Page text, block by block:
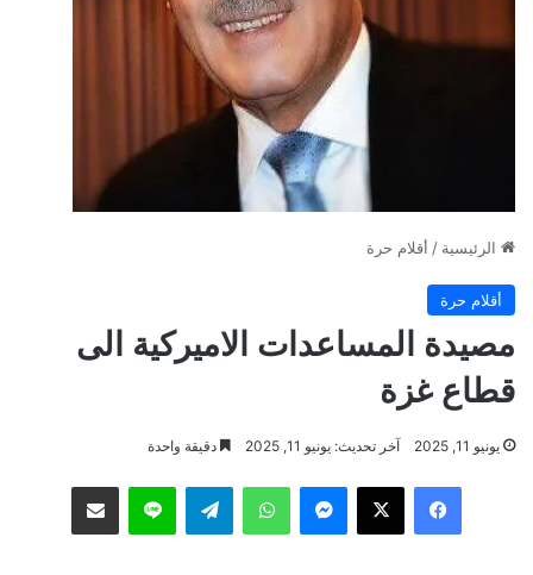
الرئيسية / أقلام حرة
أقلام حرة
مصيدة المساعدات الاميركية الى
قطاع غزة
يونيو 11, 2025 آخر تحديث: يونيو 11, 2025 دقيقة واحدة
فيسبوك ‫X ماسنجر واتساب تيلقرام لاين مشاركة عبر البريد